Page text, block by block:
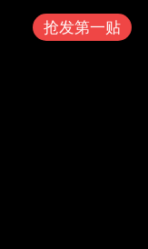
抢发第一贴